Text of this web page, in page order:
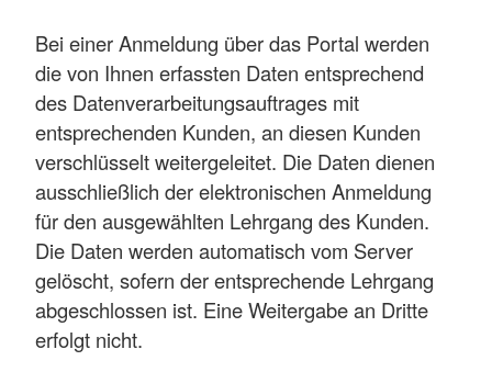
Bei einer Anmeldung über das Portal werden
die von Ihnen erfassten Daten entsprechend
des Datenverarbeitungsauftrages mit
entsprechenden Kunden, an diesen Kunden
verschlüsselt weitergeleitet. Die Daten dienen
ausschließlich der elektronischen Anmeldung
für den ausgewählten Lehrgang des Kunden.
Die Daten werden automatisch vom Server
gelöscht, sofern der entsprechende Lehrgang
abgeschlossen ist. Eine Weitergabe an Dritte
erfolgt nicht.